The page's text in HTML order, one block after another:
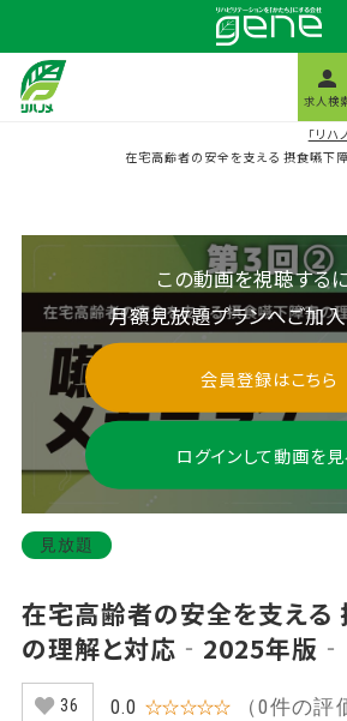
求人検
「リハ
在宅高齢者の安全を支える 摂食嚥
この動画を視聴する
月額見放題プランへご加入
会員登録はこちら
ログインして動画を見
見放題
在宅高齢者の安全を支える
の理解と対応‐2025年版‐
のメカニズム Part②
36 0.0 ☆☆☆☆☆ （0件の評